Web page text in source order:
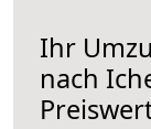
Ihr
nach